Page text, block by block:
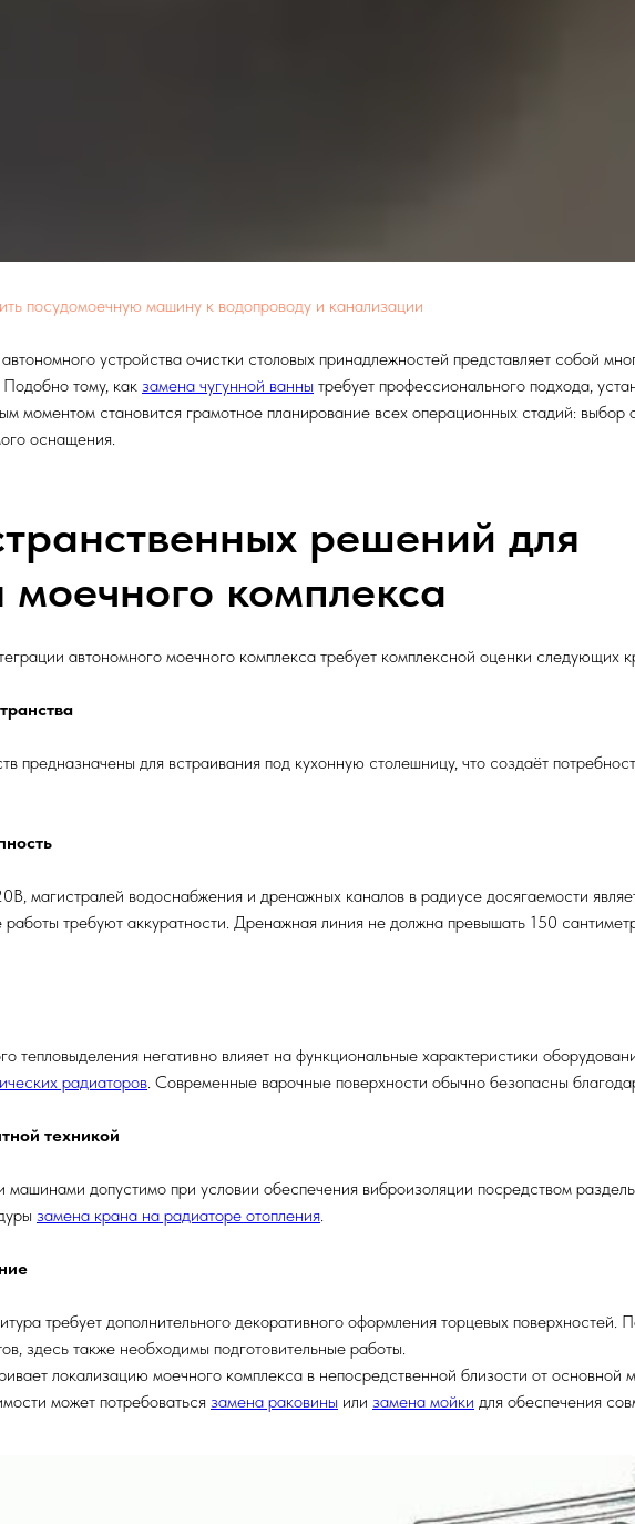
посудомоечную машину к водопроводу и канализации
устройства очистки столовых принадлежностей представляет собой
тому, как замена чугунной ванны требует профессионального подхода,
моментом становится грамотное планирование всех операционных стадий: выбор
оснащения.
решений для
комплекса
автономного моечного комплекса требует комплексной оценки следующих
предназначены для встраивания под кухонную столешницу, что создаёт
магистралей водоснабжения и дренажных каналов в радиусе досягаемости
требуют аккуратности. Дренажная линия не должна превышать 150
тепловыделения негативно влияет на функциональные характеристики
радиаторов. Современные варочные поверхности обычно безопасны
техникой
допустимо при условии обеспечения виброизоляции посредством
замена крана на радиаторе отопления.
требует дополнительного декоративного оформления торцевых поверхностей.
здесь также необходимы подготовительные работы.
локализацию моечного комплекса в непосредственной близости от
может потребоваться замена раковины или замена мойки для обеспечения